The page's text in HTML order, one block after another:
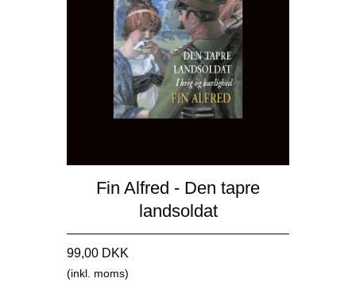
Fin Alfred - Den tapre
landsoldat
99,00 DKK
(inkl. moms)